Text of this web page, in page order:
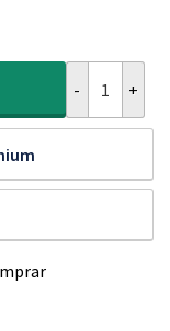
70,00 €.
61,95 €.